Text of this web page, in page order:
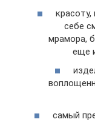
себе
мрамора,
еще
самый